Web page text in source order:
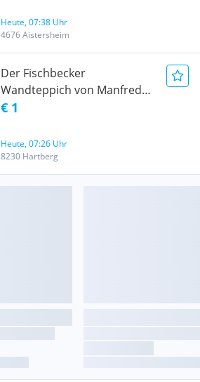
Heute, 07:38 Uhr
4676 Aistersheim
Der Fischbecker
Wandteppich von Manfred
Hausmann
€ 1
Heute, 07:26 Uhr
8230 Hartberg